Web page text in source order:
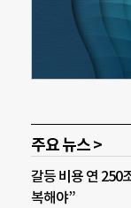
주요 뉴스 >
갈등 비용 연 250
복해야”